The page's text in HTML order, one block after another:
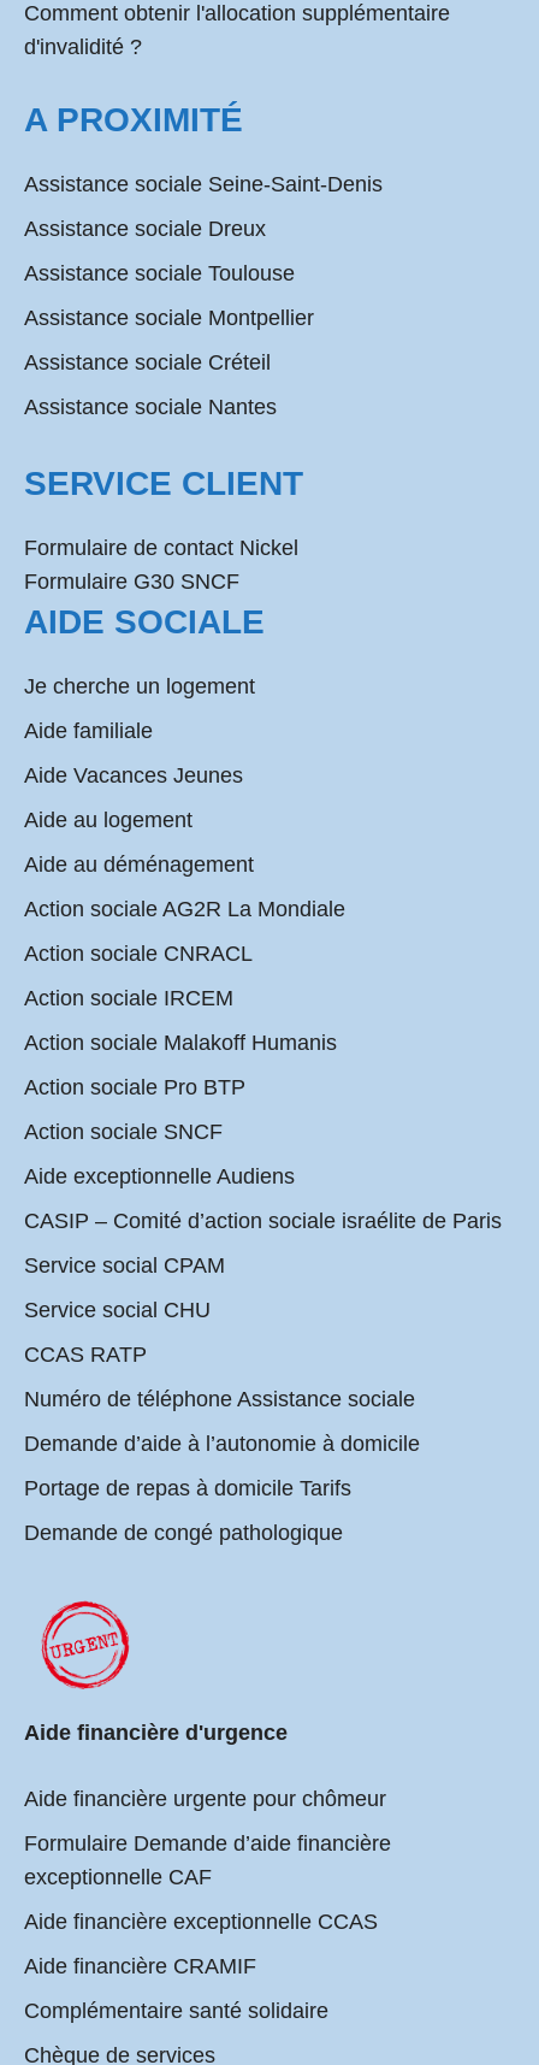
Comment obtenir l'allocation supplémentaire
d'invalidité ?
A PROXIMITÉ
Assistance sociale Seine-Saint-Denis
Assistance sociale Dreux
Assistance sociale Toulouse
Assistance sociale Montpellier
Assistance sociale Créteil
Assistance sociale Nantes
SERVICE CLIENT
Formulaire de contact Nickel
Formulaire G30 SNCF
AIDE SOCIALE
Je cherche un logement
Aide familiale
Aide Vacances Jeunes
Aide au logement
Aide au déménagement
Action sociale AG2R La Mondiale
Action sociale CNRACL
Action sociale IRCEM
Action sociale Malakoff Humanis
Action sociale Pro BTP
Action sociale SNCF
Aide exceptionnelle Audiens
CASIP – Comité d’action sociale israélite de Paris
Service social CPAM
Service social CHU
CCAS RATP
Numéro de téléphone Assistance sociale
Demande d’aide à l’autonomie à domicile
Portage de repas à domicile Tarifs
Demande de congé pathologique
Aide financière d'urgence
Aide financière urgente pour chômeur
Formulaire Demande d’aide financière
exceptionnelle CAF
Aide financière exceptionnelle CCAS
Aide financière CRAMIF
Complémentaire santé solidaire
Chèque de services